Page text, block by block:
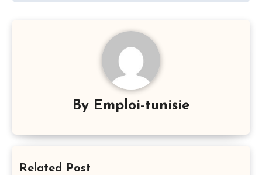
By Emploi-tunisie
Related Post